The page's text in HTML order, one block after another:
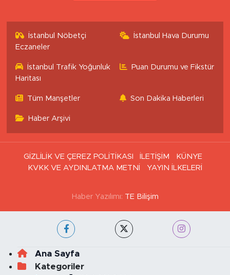
İstanbul Nöbetçi
Eczaneler
İstanbul Hava Durumu
İstanbul Trafik Yoğunluk
Haritası
Puan Durumu ve Fikstür
Tüm Manşetler Son Dakika Haberleri
Haber Arşivi
GİZLİLİK VE ÇEREZ POLİTİKASI İLETİŞİM
KÜNYE
KVKK VE AYDINLATMA METNİ
YAYIN İLKELERİ
Haber Yazılımı: TE Bilişim
Ana Sayfa
Kategoriler